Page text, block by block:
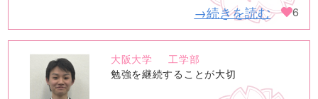
→続きを読む 6
no
image
大阪大学
工学部
勉強を継続することが大切